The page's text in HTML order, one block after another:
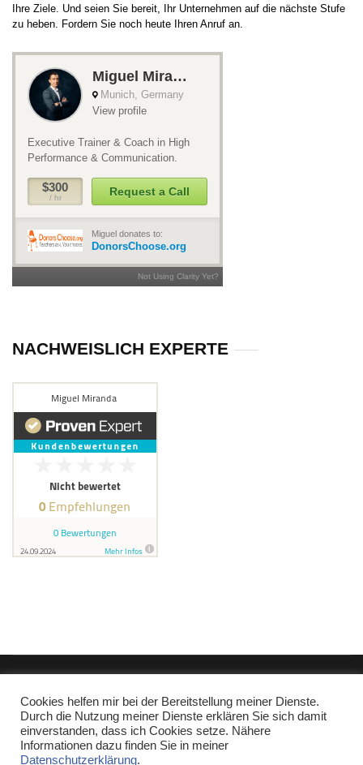
Ihre Ziele. Und seien Sie bereit, Ihr Unternehmen auf die nächste Stufe
zu heben. Fordern Sie noch heute Ihren Anruf an.
NACHWEISLICH EXPERTE
Datenschutz
Affiliate-Link: Ich bin Mitglied im Partnerprogramm Pipedrive.com,
Shopify.de, Weclapp.de, fumoney.com und amazon.de. Wenn Sie etwas
über diese Produktlinks kaufen, erhalte ich eine kleine Provision, die
Cookies helfen mir bei der Bereitstellung meiner Dienste.
Durch die Nutzung meiner Dienste erklären Sie sich damit
einverstanden, dass ich Cookies setze. Nähere
Informationen dazu finden Sie in meiner
Datenschutzerklärung.